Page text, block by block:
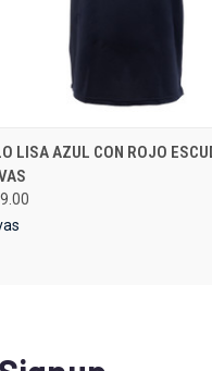
QUICK VIEW VIEW
LISA AZUL CON ROJO